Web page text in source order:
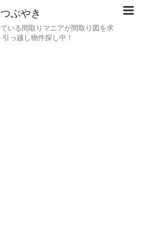
ぶやき
いる間取りマニアが間取り図を求
っ越し物件探し中！